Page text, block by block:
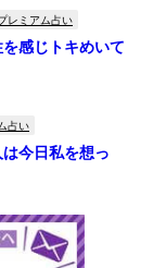
レミアム占い
を感じトキめいて
占い
今日私を想っ